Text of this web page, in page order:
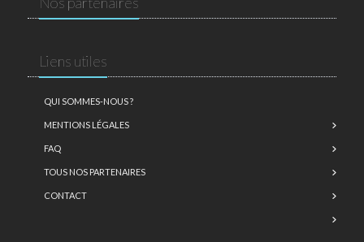
Liens utiles
QUI SOMMES-NOUS ?
MENTIONS LÉGALES
FAQ
TOUS NOS PARTENAIRES
CONTACT